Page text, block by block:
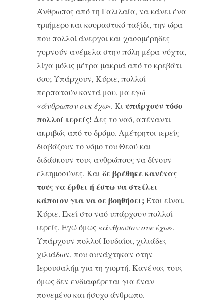
Άνθρωπος από τη Γαλιλαία, να κάνει ένα
τριήμερο και κουραστικό ταξίδι, την ώρα
που πολλοί άνεργοι και χασομέρηδες
γυρνούν ανέμελα στην πόλη μέρα νύχτα,
λίγα μόλις μέτρα μακριά από το κρεβάτι
σου; Υπάρχουν, Κύριε, πολλοί
περπατούν κοντά μου, μα εγώ
«άνθρωπον ουκ έχω». Κιυπάρχουν τόσο
πολλοί ιερείς! Δες το ναό, απέναντι
ακριβώς από το δρόμο. Αμέτρητοι ιερείς
διαβάζουν το νόμο του Θεού και
διδάσκουν τους ανθρώπους να δίνουν
ελεημοσύνες. Καιδε βρέθηκε κανένας
τους να έρθει ή έστω να στείλει
κάποιον για να σε βοηθήσει;Έτσι είναι,
Κύριε. Εκεί στο ναό υπάρχουν πολλοί
ιερείς. Εγώ όμως «άνθρωπον ουκ έχω».
Υπάρχουν πολλοί Ιουδαίοι, χιλιάδες
χιλιάδων, που συνάχτηκαν στην
Ιερουσαλήμ για τη γιορτή. Κανένας τους
όμως δεν ενδιαφέρεται για έναν
πονεμένο και ήσυχο άνθρωπο.